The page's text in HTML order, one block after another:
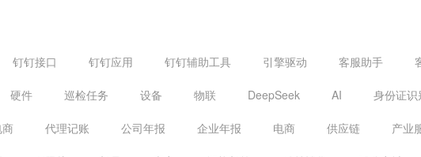
钉钉接口 钉钉应用 钉钉辅助工具 引擎驱动 客服助手
硬件 巡检任务 设备 物联 DeepSeek AI 身份证识
代理记账 公司年报 企业年报 电商 供应链 产业